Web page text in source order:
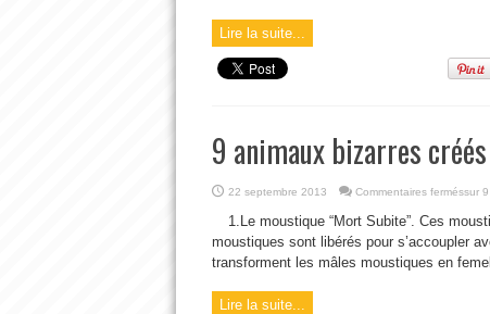
Lire la suite...
9 animaux bizarres
22 septembre 2013 Commentaires ferméssur 9
1.Le moustique “Mort Subite”. Ces
moustiques sont libérés pour s’accoupler
transforment les mâles moustiques en
Lire la suite...